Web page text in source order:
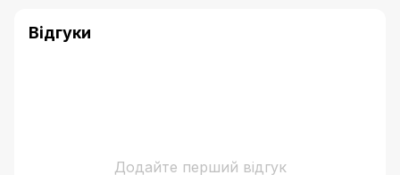
Відгуки
Додайте перший відгук